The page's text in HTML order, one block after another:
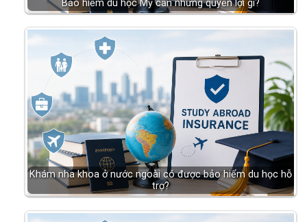
Bảo hiểm du học Mỹ cần những quyền lợi gì?
Khám nha khoa ở nước ngoài có được bảo hiểm du học hỗ
trợ?